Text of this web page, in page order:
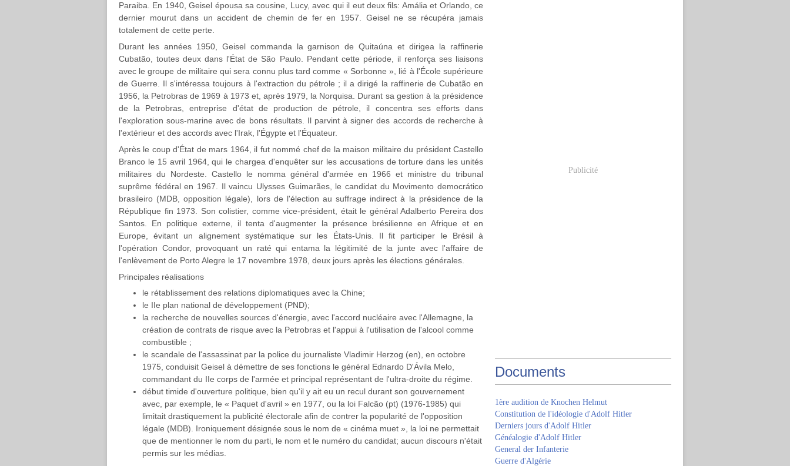
Paraiba. En 1940, Geisel épousa sa cousine, Lucy, avec qui il eut deux fils: Amália et Orlando, ce
dernier mourut dans un accident de chemin de fer en 1957. Geisel ne se récupéra jamais
totalement de cette perte.
Durant les années 1950, Geisel commanda la garnison de Quitaúna et dirigea la raffinerie
Cubatão, toutes deux dans l'État de São Paulo. Pendant cette période, il renforça ses liaisons
avec le groupe de militaire qui sera connu plus tard comme « Sorbonne », lié à l'École supérieure
de Guerre. Il s'intéressa toujours à l'extraction du pétrole ; il a dirigé la raffinerie de Cubatão en
1956, la Petrobras de 1969 à 1973 et, après 1979, la Norquisa. Durant sa gestion à la présidence
de la Petrobras, entreprise d'état de production de pétrole, il concentra ses efforts dans
l'exploration sous-marine avec de bons résultats. Il parvint à signer des accords de recherche à
l'extérieur et des accords avec l'Irak, l'Égypte et l'Équateur.
Après le coup d'État de mars 1964, il fut nommé chef de la maison militaire du président Castello
Branco le 15 avril 1964, qui le chargea d'enquêter sur les accusations de torture dans les unités
militaires du Nordeste. Castello le nomma général d'armée en 1966 et ministre du tribunal
suprême fédéral en 1967. Il vaincu Ulysses Guimarães, le candidat du Movimento democrático
brasileiro (MDB, opposition légale), lors de l'élection au suffrage indirect à la présidence de la
République fin 1973. Son colistier, comme vice-président, était le général Adalberto Pereira dos
Santos. En politique externe, il tenta d'augmenter la présence brésilienne en Afrique et en
Europe, évitant un alignement systématique sur les États-Unis. Il fit participer le Brésil à
l'opération Condor, provoquant un raté qui entama la légitimité de la junte avec l'affaire de
l'enlèvement de Porto Alegre le 17 novembre 1978, deux jours après les élections générales.
Principales réalisations
le rétablissement des relations diplomatiques avec la Chine;
le IIe plan national de développement (PND);
la recherche de nouvelles sources d'énergie, avec l'accord nucléaire avec l'Allemagne, la
création de contrats de risque avec la Petrobras et l'appui à l'utilisation de l'alcool comme
combustible ;
le scandale de l'assassinat par la police du journaliste Vladimir Herzog (en), en octobre
1975, conduisit Geisel à démettre de ses fonctions le général Ednardo D'Ávila Melo,
commandant du IIe corps de l'armée et principal représentant de l'ultra-droite du régime.
début timide d'ouverture politique, bien qu'il y ait eu un recul durant son gouvernement
avec, par exemple, le « Paquet d'avril » en 1977, ou la loi Falcão (pt) (1976-1985) qui
limitait drastiquement la publicité électorale afin de contrer la popularité de l'opposition
légale (MDB). Ironiquement désignée sous le nom de « cinéma muet », la loi ne permettait
que de mentionner le nom du parti, le nom et le numéro du candidat; aucun discours n'était
permis sur les médias.​
Publicité
Documents
1ère audition de Knochen Helmut
Constitution de l'idéologie d'Adolf Hitler
Derniers jours d'Adolf Hitler
Généalogie d'Adolf Hitler
General der Infanterie
Guerre d'Algérie